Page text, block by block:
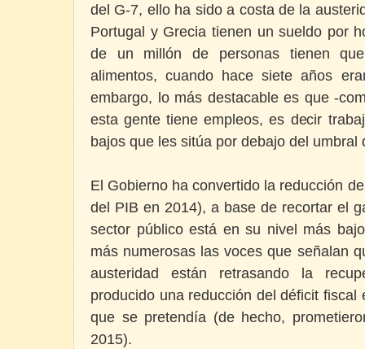
del G-7, ello ha sido a costa de la
Portugal y Grecia tienen un sueldo por
de un millón de personas tienen
alimentos, cuando hace siete años
embargo, lo más destacable es que -
esta gente tiene empleos, es decir
bajos que les sitúa por debajo del umbral
El Gobierno ha convertido la reducción
del PIB en 2014), a base de recortar el
sector público está en su nivel más
más numerosas las voces que señalan
austeridad están retrasando la
producido una reducción del déficit
que se pretendía (de hecho,
2015).